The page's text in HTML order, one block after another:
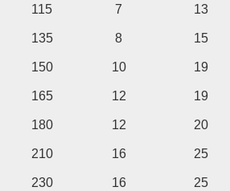
115 7 13
135 8 15
150 10 19
165 12 19
180 12 20
210 16 25
230 16 25